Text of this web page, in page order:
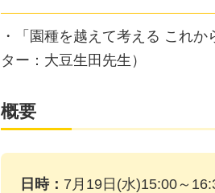
・「園種を越えて考える これ
ター：大豆生田先生）
概要
日時： 7月19日(水)15:00～